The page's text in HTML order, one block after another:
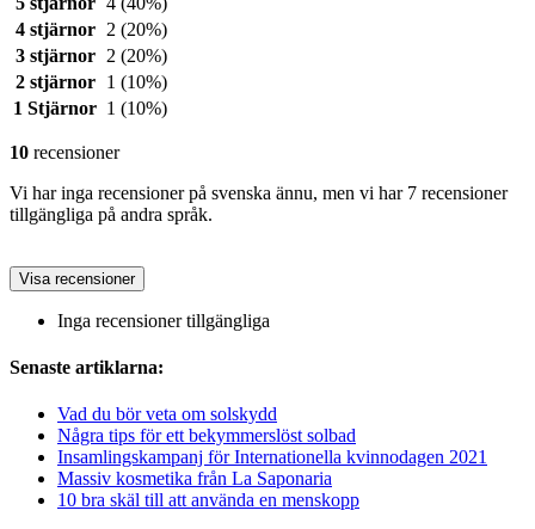
4 stjärnor
2 (20%)
3 stjärnor
2 (20%)
2 stjärnor
1 (10%)
1 Stjärnor 1 (10%)
10 recensioner
Vi har inga recensioner på svenska ännu, men vi har 7 recensioner
tillgängliga på andra språk.
Visa recensioner
Inga recensioner tillgängliga
Senaste artiklarna:
Vad du bör veta om solskydd
Några tips för ett bekymmerslöst solbad
Insamlingskampanj för Internationella kvinnodagen 2021
Massiv kosmetika från La Saponaria
10 bra skäl till att använda en menskopp